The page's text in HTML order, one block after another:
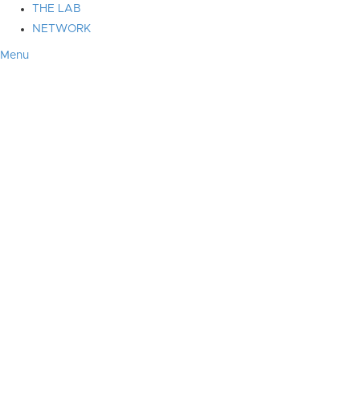
THE LAB
NETWORK
Menu